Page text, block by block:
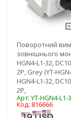
Поворотний
зовнішнього
HGN4-L1-32,
2P, Grey (YT-
HGN4-L1-32,
2P,
Арт: YT-HGN4-L1-
Код: 816666